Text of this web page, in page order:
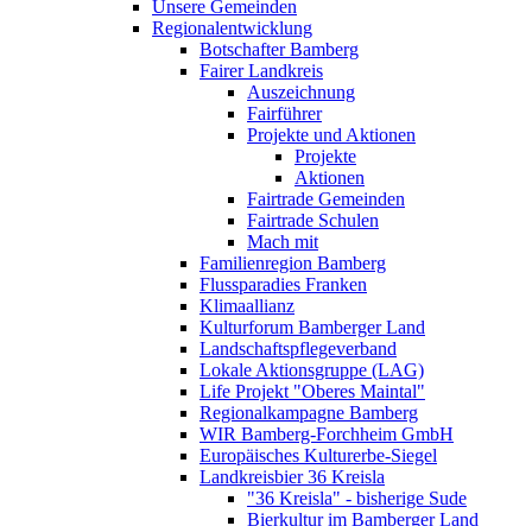
Unsere Gemeinden
Regionalentwicklung
Botschafter Bamberg
Fairer Landkreis
Auszeichnung
Fairführer
Projekte und Aktionen
Projekte
Aktionen
Fairtrade Gemeinden
Fairtrade Schulen
Mach mit
Familienregion Bamberg
Flussparadies Franken
Klimaallianz
Kulturforum Bamberger Land
Landschaftspflegeverband
Lokale Aktionsgruppe (LAG)
Life Projekt "Oberes Maintal"
Regionalkampagne Bamberg
WIR Bamberg-Forchheim GmbH
Europäisches Kulturerbe-Siegel
Landkreisbier 36 Kreisla
"36 Kreisla" - bisherige Sude
Bierkultur im Bamberger Land